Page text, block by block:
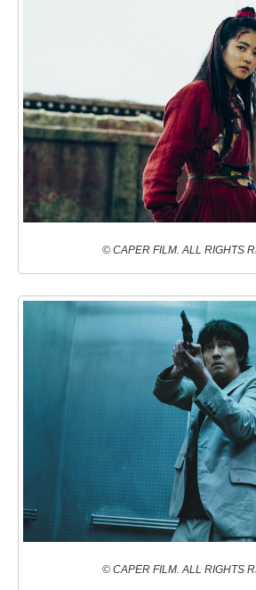
© CAPER FILM. ALL RIGHTS
© CAPER FILM. ALL RIGHTS